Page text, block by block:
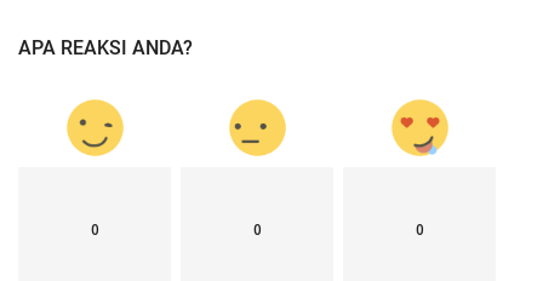
APA REAKSI ANDA?
0 0 0